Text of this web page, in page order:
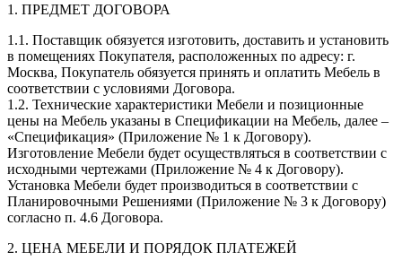
1. ПРЕДМЕТ ДОГОВОРА
1.1. Поставщик обязуется изготовить, доставить и установить
в помещениях Покупателя, расположенных по адресу: г.
Москва, Покупатель обязуется принять и оплатить Мебель в
соответствии с условиями Договора.
1.2. Технические характеристики Мебели и позиционные
цены на Мебель указаны в Спецификации на Мебель, далее –
«Спецификация» (Приложение № 1 к Договору).
Изготовление Мебели будет осуществляться в соответствии с
исходными чертежами (Приложение № 4 к Договору).
Установка Мебели будет производиться в соответствии с
Планировочными Решениями (Приложение № 3 к Договору)
согласно п. 4.6 Договора.
2. ЦЕНА МЕБЕЛИ И ПОРЯДОК ПЛАТЕЖЕЙ